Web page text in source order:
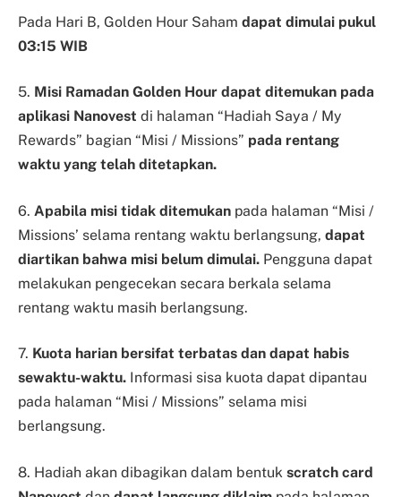
Pada Hari B, Golden Hour Saham dapat dimulai pukul
03:15 WIB
5. Misi Ramadan Golden Hour dapat ditemukan pada
aplikasi Nanovest di halaman “Hadiah Saya / My
Rewards” bagian “Misi / Missions” pada rentang
waktu yang telah ditetapkan.
6. Apabila misi tidak ditemukan pada halaman “Misi /
Missions’ selama rentang waktu berlangsung, dapat
diartikan bahwa misi belum dimulai. Pengguna dapat
melakukan pengecekan secara berkala selama
rentang waktu masih berlangsung.
7. Kuota harian bersifat terbatas dan dapat habis
sewaktu-waktu. Informasi sisa kuota dapat dipantau
pada halaman “Misi / Missions” selama misi
berlangsung.
8. Hadiah akan dibagikan dalam bentuk scratch card